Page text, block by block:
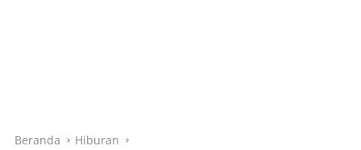
Beranda Hiburan